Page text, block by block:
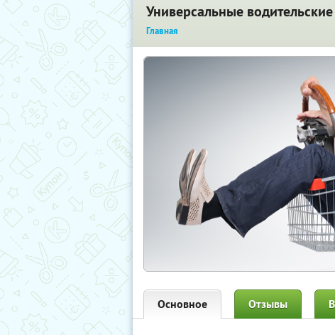
Универсальные
Главная
Основное Отзывы